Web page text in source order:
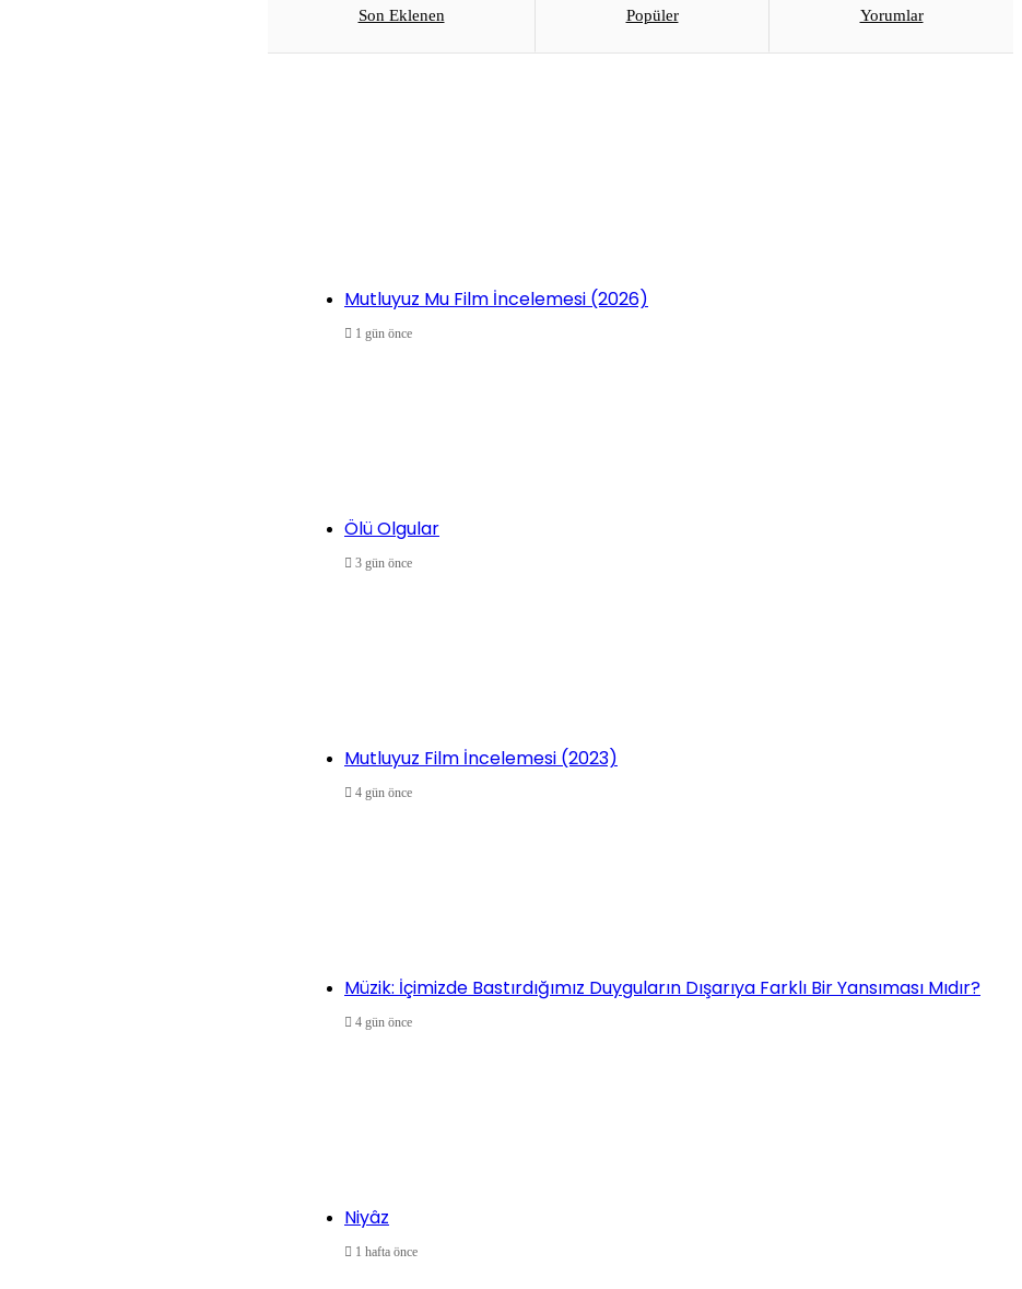
Son Eklenen Popüler Yorumlar
Mutluyuz Mu Film İncelemesi (2026)
1 gün önce
Ölü Olgular
3 gün önce
Mutluyuz Film İncelemesi (2023)
4 gün önce
Müzik: İçimizde Bastırdığımız Duyguların Dışarıya Farklı Bir Yansıması Mıdır?
4 gün önce
Niyâz
1 hafta önce